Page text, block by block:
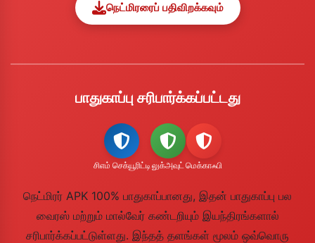
நெட்மிரரைப் பதிவிறக்கவும்
பாதுகாப்பு சரிபார்க்கப்பட்டது
சிஎம் செக்யூரிட்டிலுக்அவுட்மெக்காஃபி
நெட்மிரர் APK 100% பாதுகாப்பானது, இதன் பாதுகாப்பு பல
வைரஸ் மற்றும் மால்வேர் கண்டறியும் இயந்திரங்களால்
சரிபார்க்கப்பட்டுள்ளது. இந்தத் தளங்கள் மூலம் ஒவ்வொரு